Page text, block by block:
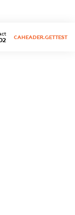
CAHEADER.GETTEST